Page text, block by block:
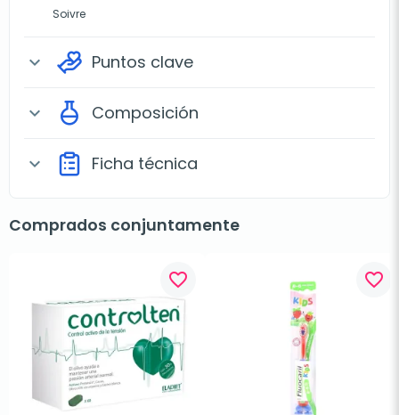
Soivre
expand_more Puntos clave
expand_more Composición
expand_more Ficha técnica
Comprados conjuntamente
favorite_border favorite_border